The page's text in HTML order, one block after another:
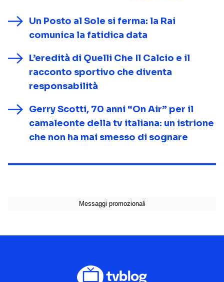
Un Posto al Sole si ferma: la Rai
comunica la fatidica data
L’eredità di Quelli Che Il Calcio e il
racconto sportivo che diventa
responsabilità
Gerry Scotti, 70 anni “On Air” per il
camaleonte della tv italiana: un istrione
che non ha mai smesso di sognare